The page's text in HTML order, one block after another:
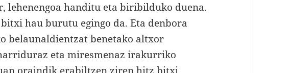
lehenengoa handitu eta biribilduko duena.
hau burutu egingo da. Eta denbora
belaunaldientzat benetako altxor
eta miresmenaz irakurriko